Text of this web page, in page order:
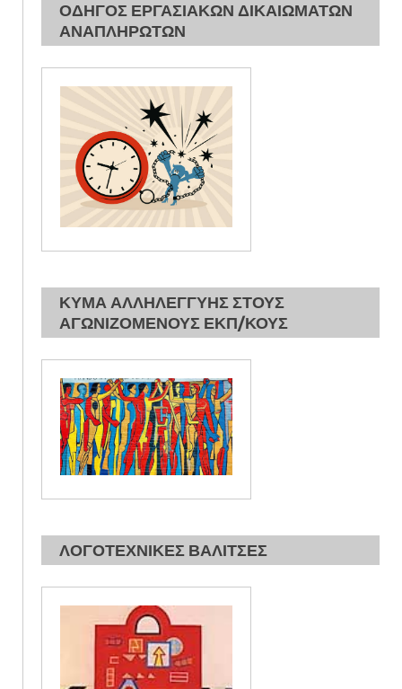
ΟΔΗΓΟΣ ΕΡΓΑΣΙΑΚΩΝ ΔΙΚΑΙΩΜΑΤΩΝ
ΑΝΑΠΛΗΡΩΤΩΝ
ΚΥΜΑ ΑΛΛΗΛΕΓΓΥΗΣ ΣΤΟΥΣ
ΑΓΩΝΙΖΟΜΕΝΟΥΣ ΕΚΠ/ΚΟΥΣ
ΛΟΓΟΤΕΧΝΙΚΕΣ ΒΑΛΙΤΣΕΣ